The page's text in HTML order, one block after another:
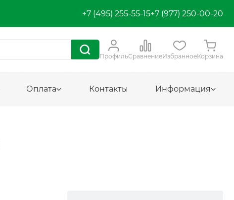
+7 (495) 255-55-15+7 (977) 250-00-20
ПрофильСравнениеИзбранноеКорзина
Оплата Контакты Информация